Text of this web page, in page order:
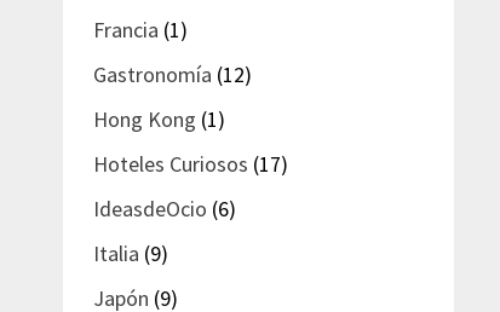
Francia (1)
Gastronomía (12)
Hong Kong (1)
Hoteles Curiosos (17)
IdeasdeOcio (6)
Italia (9)
Japón (9)